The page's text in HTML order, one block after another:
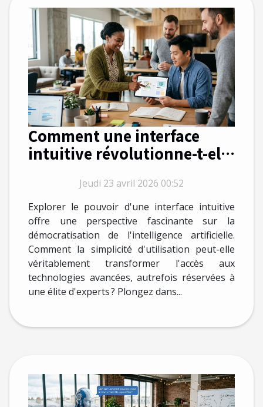
Comment une interface
intuitive révolutionne-t-elle
Jeudi 23 avril 2026 00:52
Explorer le pouvoir d'une interface intuitive
offre une perspective fascinante sur la
démocratisation de l'intelligence artificielle.
Comment la simplicité d'utilisation peut-elle
véritablement transformer l'accès aux
technologies avancées, autrefois réservées à
une élite d'experts ? Plongez dans...